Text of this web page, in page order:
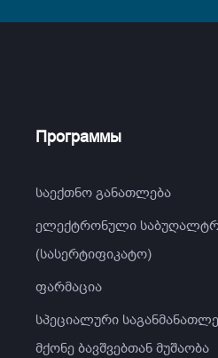
Программы
საექთნო განათლება
ელექტრონული
(სასერტიფიკატო)
ფარმაცია
სპეციალური
მქონე ბავშვებთან მუშაობა